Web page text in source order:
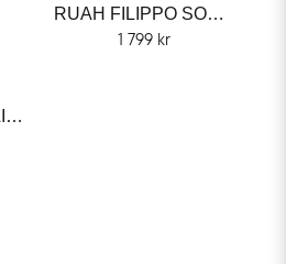
CHIESA D'ORO FILIPPO SORCINELLI
RUAH FILIPPO SORCINELLI
1 799 kr